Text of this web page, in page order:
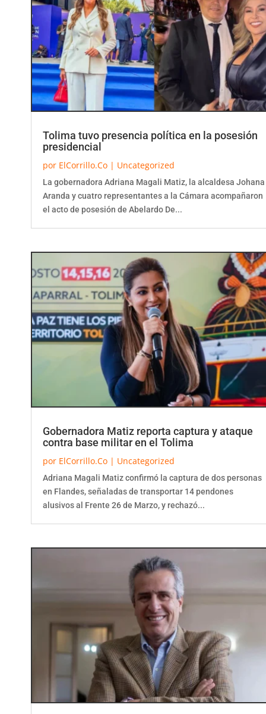
Tolima tuvo presencia política en la posesión
presidencial
por ElCorrillo.Co | Uncategorized
La gobernadora Adriana Magali Matiz, la alcaldesa Johana
Aranda y cuatro representantes a la Cámara acompañaron
el acto de posesión de Abelardo De...
Gobernadora Matiz reporta captura y ataque
contra base militar en el Tolima
por ElCorrillo.Co | Uncategorized
Adriana Magali Matiz confirmó la captura de dos personas
en Flandes, señaladas de transportar 14 pendones
alusivos al Frente 26 de Marzo, y rechazó...